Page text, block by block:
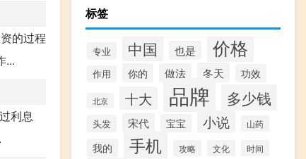
的过程
...
利息
标签
专业 中国 也是 价格
作用 你的 做法 冬天 功效
北京 十大 品牌 多少钱
头发 宋代 宝宝 小说 山药
我的 手机 攻略 文化 时间